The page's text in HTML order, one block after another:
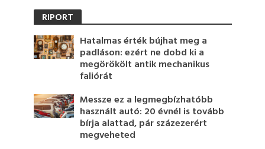
RIPORT
Hatalmas érték bújhat meg a
padláson: ezért ne dobd ki a
megörökölt antik mechanikus
faliórát
Messze ez a legmegbízhatóbb
használt autó: 20 évnél is tovább
bírja alattad, pár százezerért
megveheted